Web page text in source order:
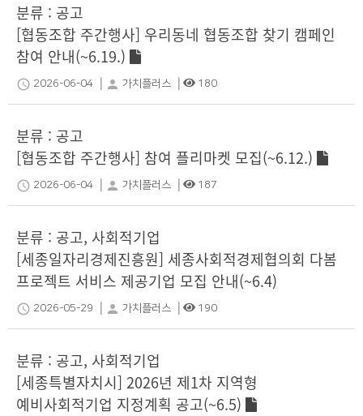
분류 : 공고
[협동조합 주간행사] 우리동네 협동조합 찾기 캠페인
참여 안내(~6.19.)
schedule 2026-06-04 | person 가치플러스 | 180
분류 : 공고
[협동조합 주간행사] 참여 플리마켓 모집(~6.12.)
schedule 2026-06-04 | person 가치플러스 | 187
분류 : 공고, 사회적기업
[세종일자리경제진흥원] 세종사회적경제협의회 다봄
프로젝트 서비스 제공기업 모집 안내(~6.4)
schedule 2026-05-29 | person 가치플러스 | 190
분류 : 공고, 사회적기업
[세종특별자치시] 2026년 제1차 지역형
예비사회적기업 지정계획 공고(~6.5)